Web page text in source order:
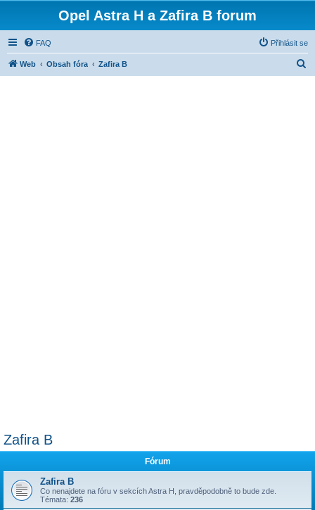
Opel Astra H a Zafira B forum
FAQ Přihlásit se
Web Obsah fóra Zafira B
Zafira B
Fórum
Zafira B
Co nenajdete na fóru v sekcích Astra H, pravděpodobně to bude zde.
Témata: 236